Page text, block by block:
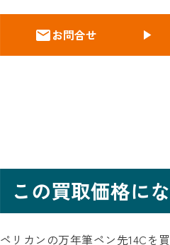
お問合せ
この買取価格に
ペリカンの万年筆ペン先14Cを